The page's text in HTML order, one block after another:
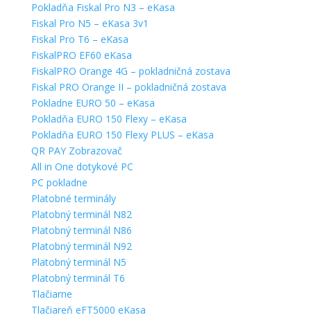
Pokladňa Fiskal Pro N3 – eKasa
Fiskal Pro N5 – eKasa 3v1
Fiskal Pro T6 – eKasa
FiskalPRO EF60 eKasa
FiskalPRO Orange 4G – pokladničná zostava
Fiskal PRO Orange II – pokladničná zostava
Pokladne EURO 50 – eKasa
Pokladňa EURO 150 Flexy – eKasa
Pokladňa EURO 150 Flexy PLUS – eKasa
QR PAY Zobrazovač
All in One dotykové PC
PC pokladne
Platobné terminály
Platobný terminál N82
Platobný terminál N86
Platobný terminál N92
Platobný terminál N5
Platobný terminál T6
Tlačiarne
Tlačiareň eFT5000 eKasa